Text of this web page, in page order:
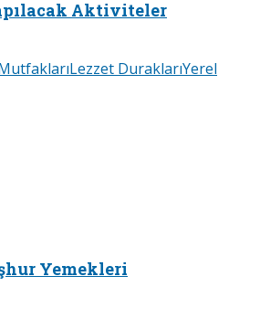
Aktiviteler
Lezzet DuraklarıYerel
Yemekleri